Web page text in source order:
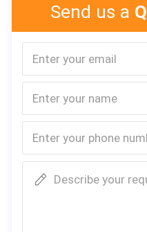
Send us a
Describe your